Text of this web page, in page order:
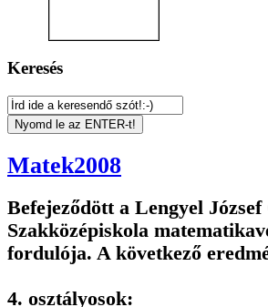
Keresés
Matek2008
Befejeződött a Lengyel
Szakközépiskola
fordulója. A következő
4. osztályosok: